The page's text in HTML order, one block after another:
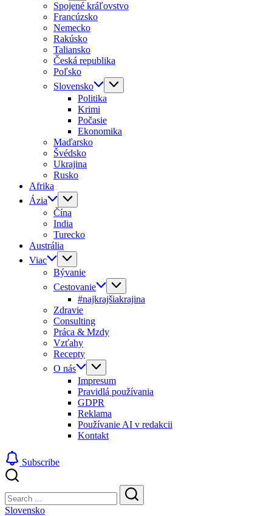
Spojené kráľovstvo
Francúzsko
Nemecko
Rakúsko
Taliansko
Česká republika
Poľsko
Slovensko
Politika
Krimi
Počasie
Ekonomika
Maďarsko
Švédsko
Ukrajina
Rusko
Afrika
Ázia
Čína
India
Turecko
Austrália
Viac
Bývanie
Cestovanie
#najkrajšiakrajina
Zdravie
Consulting
Práca & Mzdy
Vzťahy
Recepty
O nás
Impresum
Pravidlá používania
GDPR
Reklama
Používanie AI v redakcii
Kontakt
Subscribe
Search
Search
Slovensko